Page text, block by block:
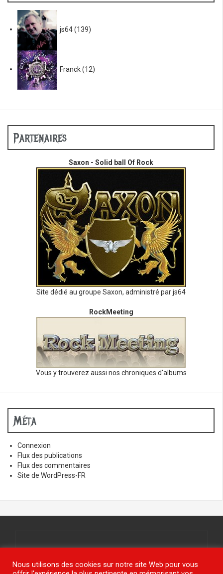
js64(139)
Franck(12)
Partenaires
Saxon - Solid ball Of Rock
Site dédié au groupe Saxon, administré par js64
RockMeeting
Vous y trouverez aussi nos chroniques d'albums
Méta
Connexion
Flux des publications
Flux des commentaires
Site de WordPress-FR
© www.jy-étais.com 2021
Nous utilisons des cookies sur notre site Web pour vous